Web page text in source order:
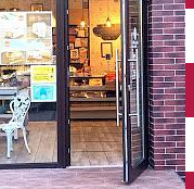
din Humuleşti